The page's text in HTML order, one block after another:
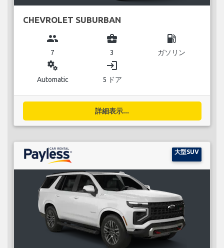
CHEVROLET SUBURBAN
group
7
business_center
3
local_gas_station
ガソリン
miscellaneous_services
Automatic
login
5 ドア
詳細表示...
大型SUV